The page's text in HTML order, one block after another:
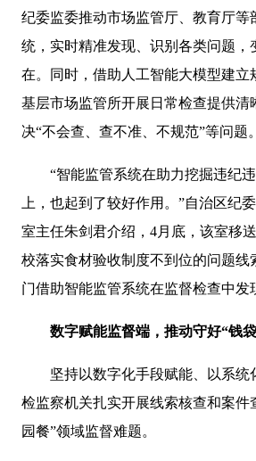
纪委监委推动市场监管厅、教育厅等
统，实时精准发现、识别各类问题，
在。同时，借助人工智能大模型建立
基层市场监管所开展日常检查提供清
决“不会查、查不准、不规范”等问题。
“智能监管系统在助力挖掘违纪违
上，也起到了较好作用。”自治区纪
室主任朱剑君介绍，4月底，该室移
校落实食材验收制度不到位的问题线
门借助智能监管系统在监督检查中发
数字赋能监督端，推动守好“钱
坚持以数字化手段赋能、以系统
检监察机关扎实开展线索核查和案件
园餐”领域监督难题。